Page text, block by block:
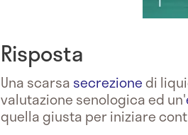
Risposta
Una scarsa secrezionedi
valutazione senologica ed un'
quella giusta per iniziare